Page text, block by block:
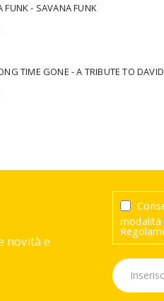
FUNK - SAVANA FUNK
novità e
modalità